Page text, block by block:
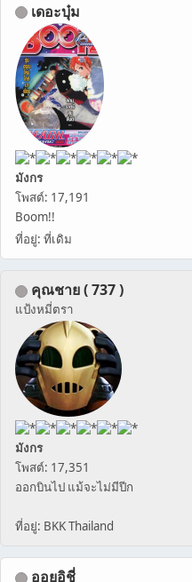
เดอะบุ๋ม
มังกร
โพสต์: 17,191
Boom!!
ที่อยู่: ที่เดิม
คุณชาย ( 737 )
แป้งหมี่ตรา
มังกร
โพสต์: 17,351
ออกบินไป แม้จะไม่มีปีก
ที่อยู่: BKK Thailand
ออยอิชี่